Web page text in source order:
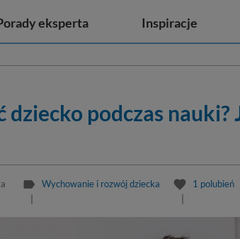
eksperta Inspiracje
dziecko podczas nauki?
label Wychowanie i rozwój dziecka favorite 1 polubień